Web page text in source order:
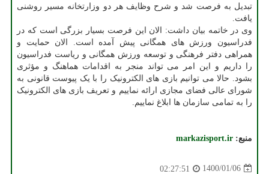
تبدیل به فرصت شد و شرح وظایف هر دو وزارتخانه مسیر روشنی
یافت.
وی در خاتمه بیان داشت: الان این فرصت بسیار بزرگی است که در
فدراسیون ورزش های همگانی پیش آمده است. الان حمایت و
همراهی دفتر فرهنگی و توسعه ورزش همگانی و ریاست فدراسیون
را داریم و این امر می تواند منجر به اقدامات هماهنگ و مؤثری
بشود. حالا می توانیم بازی های الکترونیک را با یک پیوست قانونی به
شورای عالی فضای مجازی ارائه نماییم و تعریف بازی های الکترونیک
را به تمامی سازمان ها ابلاغ نماییم.
منبع: markazisport.ir
1400/01/06
02:27:51